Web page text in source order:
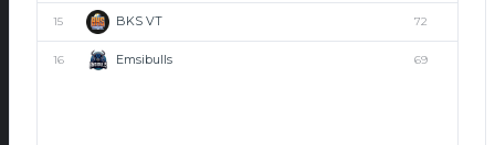
15 BKS VT 72
16 Emsibulls 69